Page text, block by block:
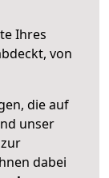
Ihres
von
die auf
unser
dabei